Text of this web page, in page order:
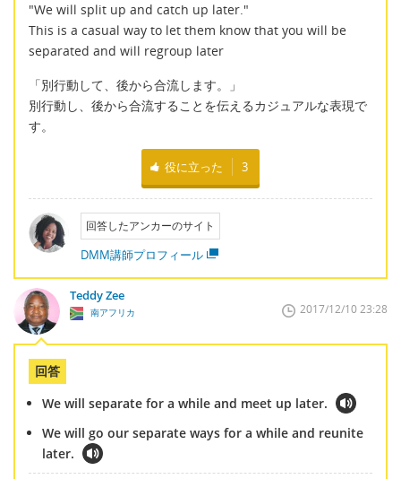
"We will split up and catch up later."
This is a casual way to let them know that you will be
separated and will regroup later
「別行動して、後から合流します。」
別行動し、後から合流することを伝えるカジュアルな表現で
す。
役に立った 3
回答したアンカーのサイト
DMM講師プロフィール
Teddy Zee
南アフリカ 2017/12/10 23:28
回答
We will separate for a while and meet up later.
We will go our separate ways for a while and reunite
later.